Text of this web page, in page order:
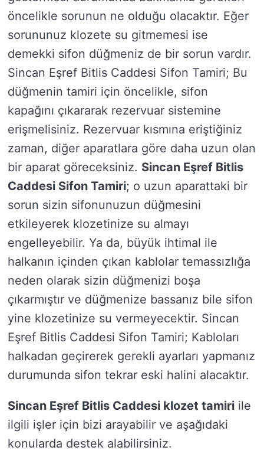
öncelikle sorunun ne olduğu olacaktır. Eğer
sorununuz klozete su gitmemesi ise
demekki sifon düğmeniz de bir sorun vardır.
Sincan Eşref Bitlis Caddesi Sifon Tamiri; Bu
düğmenin tamiri için öncelikle, sifon
kapağını çıkararak rezervuar sistemine
erişmelisiniz. Rezervuar kısmına eriştiğiniz
zaman, diğer aparatlara göre daha uzun olan
bir aparat göreceksiniz. Sincan Eşref Bitlis
Caddesi Sifon Tamiri; o uzun aparattaki bir
sorun sizin sifonunuzun düğmesini
etkileyerek klozetinize su almayı
engelleyebilir. Ya da, büyük ihtimal ile
halkanın içinden çıkan kablolar temassızlığa
neden olarak sizin düğmenizi boşa
çıkarmıştır ve düğmenize bassanız bile sifon
yine klozetinize su vermeyecektir. Sincan
Eşref Bitlis Caddesi Sifon Tamiri; Kabloları
halkadan geçirerek gerekli ayarları yapmanız
durumunda sifon tekrar eski halini alacaktır.
Sincan Eşref Bitlis Caddesi klozet tamiri ile
ilgili işler için bizi arayabilir ve aşağıdaki
konularda destek alabilirsiniz.